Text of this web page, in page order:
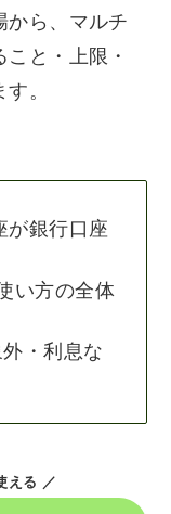
から、マルチ
と・上限・
。
が銀行口座
い方の全体
・利息な
える ／